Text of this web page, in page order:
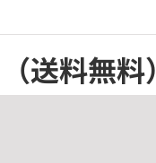
（送料無料）